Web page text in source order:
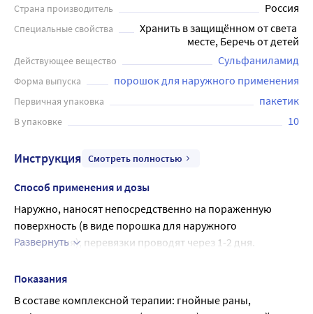
кровь и не вызывает побочных эффектов. Он
эффективен в борьбе с микроорганизмами,
вызывающими инфекции, и способствует быстрому
заживлению кожных ран.
Страна производитель Россия
Специальные свойства
Хранить в защищённом от света
месте, Беречь от детей
Действующее вещество Сульфаниламид
Форма выпуска порошок для наружного применения
Первичная упаковка пакетик
В упаковке 10
Инструкция Смотреть полностью
Способ применения и дозы
Наружно, наносят непосредственно на пораженную
поверхность (в виде порошка для наружного
применения); перевязки проводят через 1-2 дня.
порошка для наружного применения.
Максимальные дозы для взрослых: разовая доза - 5 г,
Развернуть
Показания
В составе комплексной терапии: гнойные раны,